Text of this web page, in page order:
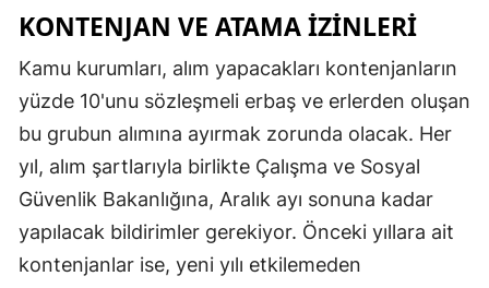
KONTENJAN VE ATAMA İZINLERI
Kamu kurumları, alım yapacakları kontenjanların
yüzde 10'unu sözleşmeli erbaş ve erlerden oluşan
bu grubun alımına ayırmak zorunda olacak. Her
yıl, alım şartlarıyla birlikte Çalışma ve Sosyal
Güvenlik Bakanlığına, Aralık ayı sonuna kadar
yapılacak bildirimler gerekiyor. Önceki yıllara ait
kontenjanlar ise, yeni yılı etkilemeden